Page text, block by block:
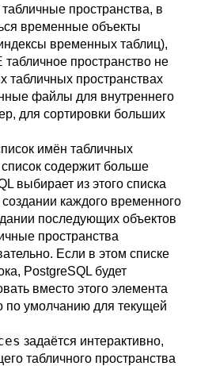
пространства, в
временные объекты
временных таблиц),
табличное пространство не
табличных пространствах
файлы для внутреннего
для сортировки больших
имён табличных
список содержит больше
выбирает из этого списка
каждого временного
последующих объектов
пространства
Если в этом списке
PostgreSQL будет
вместо этого элемента
по умолчанию для текущей
задаётся интерактивно,
табличного пространства